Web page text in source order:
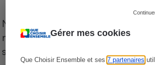
Gérer mes cookies
Que Choisir Ensemble et ses7 partenaires
Notre comparateur de
niveau de prix des supermarchés,
sur le territoire français.